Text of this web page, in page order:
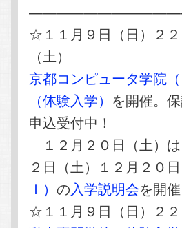
☆１１月９日（日）２
（土）
京都コンピュータ学院（
（体験入学） を開催。
申込受付中！
１２月２０日（土）
２日（土）１２月２０日
Ｉ）の入学説明会を開
☆１１月９日（日）２